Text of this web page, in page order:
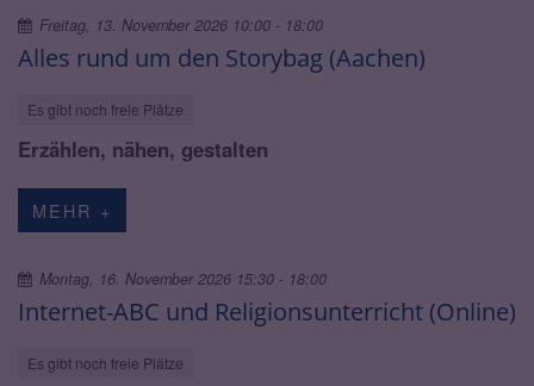
Alles rund um den Storybag (Aachen)
Es gibt noch freie Plätze
Freitag, 13. November 2026 10:00 - 18:00
Erzählen, nähen, gestalten
MEHR +
Internet-ABC und Religionsunterricht (Online)
Es gibt noch freie Plätze
Montag, 16. November 2026 15:30 - 18:00